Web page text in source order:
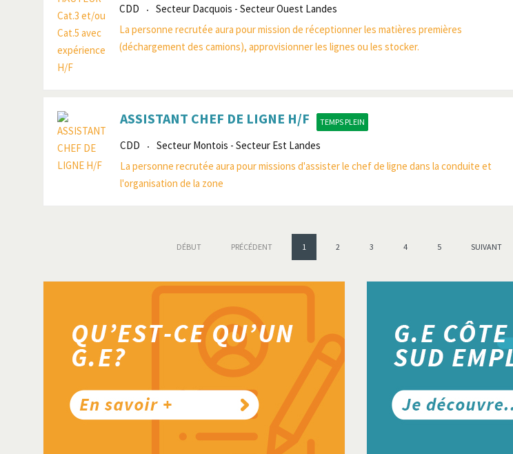
CDD
Secteur Dacquois - Secteur Ouest Landes
La personne recrutée aura pour mission de réceptionner les matières premières
(déchargement des camions), approvisionner les lignes ou les stocker.
ASSISTANT CHEF DE LIGNE H/F TEMPS PLEIN
CDD
Secteur Montois - Secteur Est Landes
La personne recrutée aura pour missions d'assister le chef de ligne dans la conduite et
l'organisation de la zone
DÉBUT PRÉCÉDENT 1 2 3 4 5 SUIVANT